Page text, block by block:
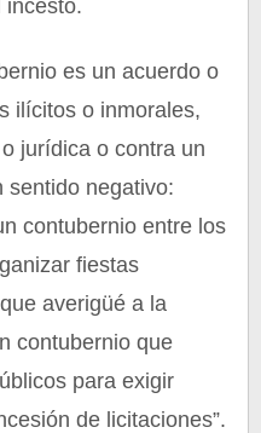
incesto.
es un acuerdo o
ilícitos o inmorales,
jurídica o contra un
sentido negativo:
contubernio entre los
fiestas
averigüé a la
contubernio que
para exigir
de licitaciones”.